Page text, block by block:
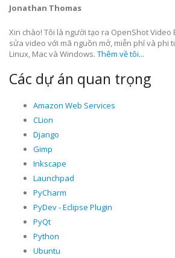
Jonathan Thomas
Xin chào! Tôi là người tạo ra OpenShot Video
sửa video với mã nguồn mở, miễn phí và phi
Linux, Mac và Windows. Thêm về tôi...
Các dự án quan trọng
Amazon Web Services
CLion
Django
Gimp
Inkscape
Launchpad
PyCharm
PyDev - Eclipse Plugin
PyQt
Python
Ubuntu